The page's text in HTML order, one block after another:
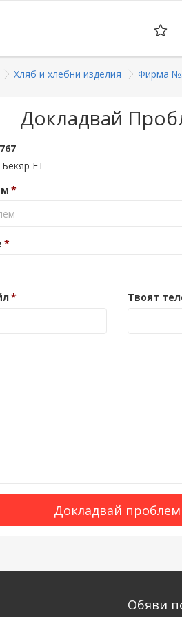
Хляб и хлебни изделия Фирма
Докладвай
ЕТ
Твоят
Докладвай проблем
Обяви